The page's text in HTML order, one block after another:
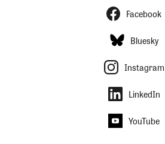
Facebook
Bluesky
Instagram
LinkedIn
YouTube